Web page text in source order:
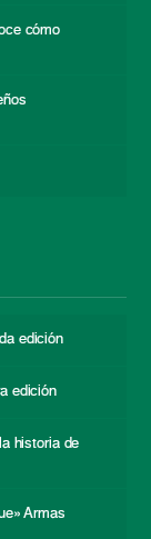
cómo
edición
edición
historia de
Armas